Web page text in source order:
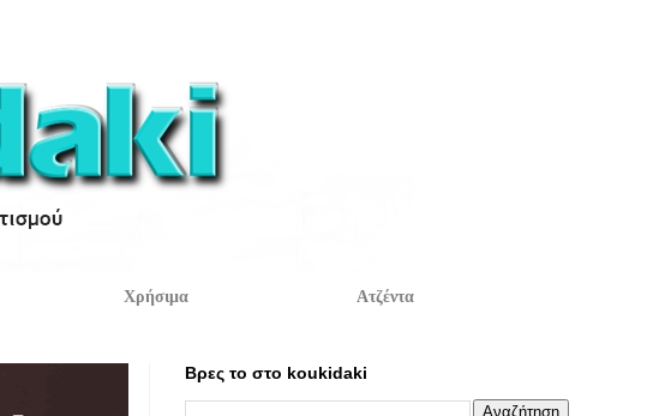
Χρήσιμα Ατζέντα
Βρες το στο koukidaki